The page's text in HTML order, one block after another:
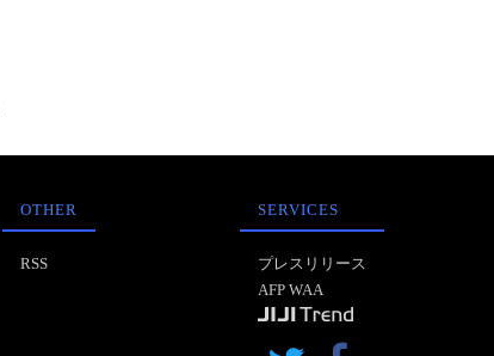
OTHER
RSS
SERVICES
プレスリリース
AFP WAA